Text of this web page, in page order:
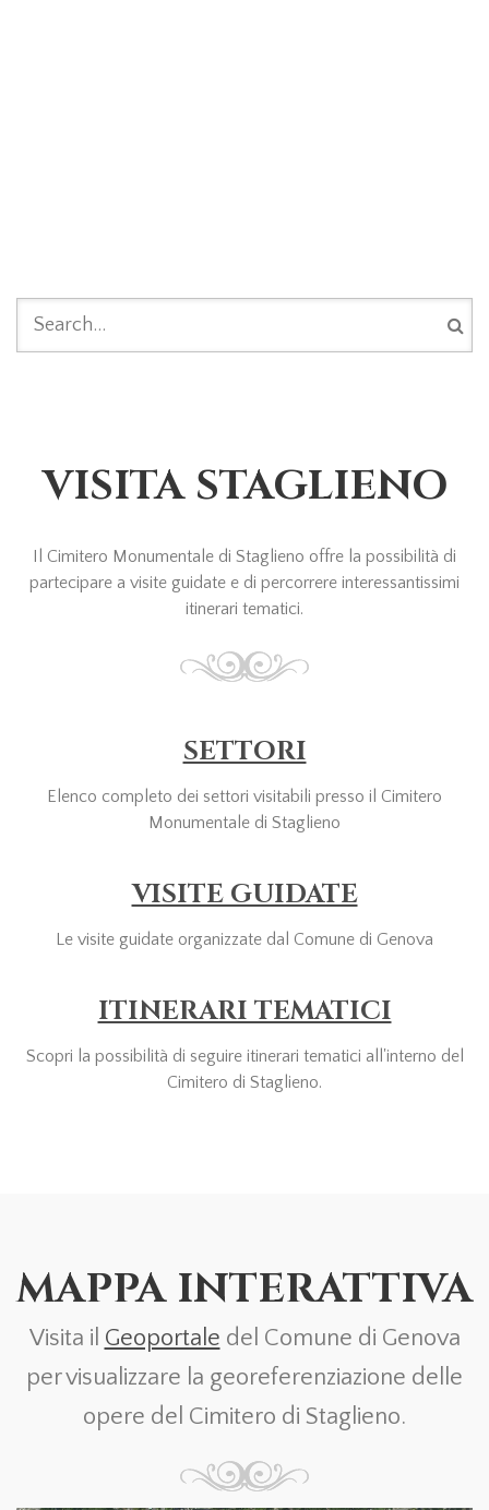
FORM DI RICERCA
VISITA STAGLIENO
Il Cimitero Monumentale di Staglieno offre la possibilità di
partecipare a visite guidate e di percorrere interessantissimi
itinerari tematici.
SETTORI
Elenco completo dei settori visitabili presso il Cimitero
Monumentale di Staglieno
VISITE GUIDATE
Le visite guidate organizzate dal Comune di Genova
ITINERARI TEMATICI
Scopri la possibilità di seguire itinerari tematici all'interno del
Cimitero di Staglieno.
MAPPA INTERATTIVA
Visita il Geoportale del Comune di Genova
per visualizzare la georeferenziazione delle
opere del Cimitero di Staglieno.